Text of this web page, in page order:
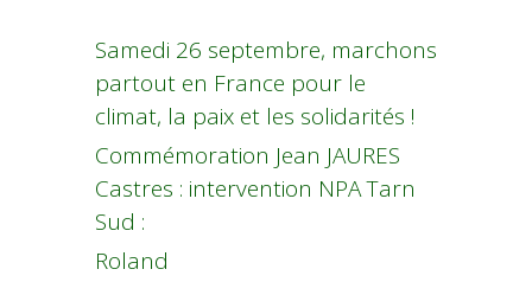
Samedi 26 septembre, marchons
partout en France pour le
climat, la paix et les solidarités !
Commémoration Jean JAURES
Castres : intervention NPA Tarn
Sud :
Roland